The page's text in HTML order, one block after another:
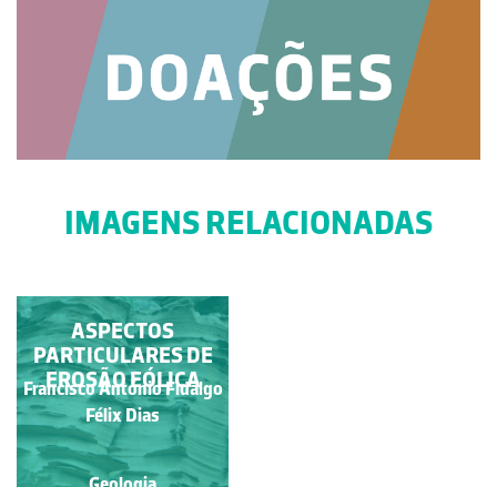
IMAGENS RELACIONADAS
ASPECTOS
PARTICULARES DE
EROSÃO EÓLICA
Francisco António Fidalgo
Félix Dias